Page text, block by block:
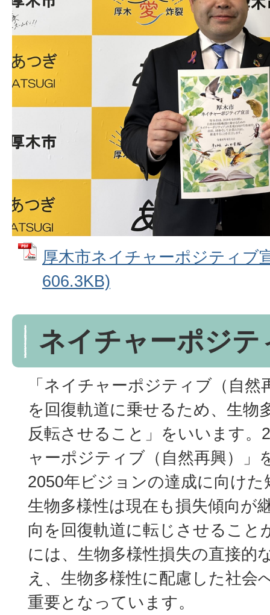
厚木市ネイチャーポジティブ
606.3KB)
ネイチャーポジテ
「ネイチャーポジティブ（自
を回復軌道に乗せるため、生物
反転させること」をいいます。
ャーポジティブ（自然再興）」
2050年ビジョンの達成に向け
生物多様性は現在も損失傾向が
向を回復軌道に転じさせること
には、生物多様性損失の直接的
え、生物多様性に配慮した社会
重要となっています。